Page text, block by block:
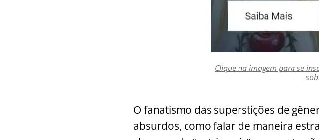
Clique na imagem para se
O fanatismo das superstições de
absurdos, como falar de maneira